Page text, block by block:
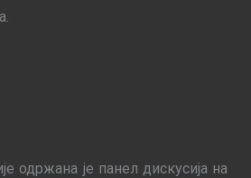
одржана је панел дискусија на